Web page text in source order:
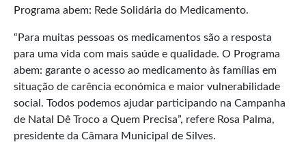
Programa abem: Rede Solidária do Medicamento.
“Para muitas pessoas os medicamentos são a resposta
para uma vida com mais saúde e qualidade. O Programa
abem: garante o acesso ao medicamento às famílias em
situação de carência económica e maior vulnerabilidade
social. Todos podemos ajudar participando na Campanha
de Natal Dê Troco a Quem Precisa”, refere Rosa Palma,
presidente da Câmara Municipal de Silves.